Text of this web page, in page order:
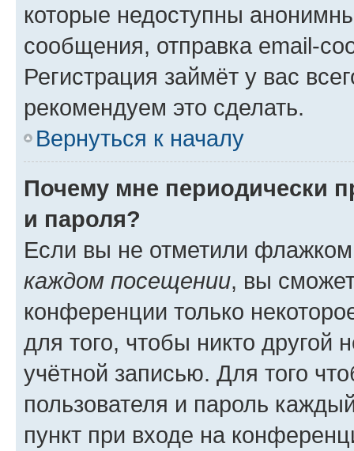
которые недоступны
сообщения, отправка email-
Регистрация займёт у вас
рекомендуем это сделать.
Вернуться к началу
Почему мне периодически
и пароля?
Если вы не отметили
каждом посещении, вы
конференции только
для того, чтобы никто другой
учётной записью. Для того
пользователя и пароль
пункт при входе на